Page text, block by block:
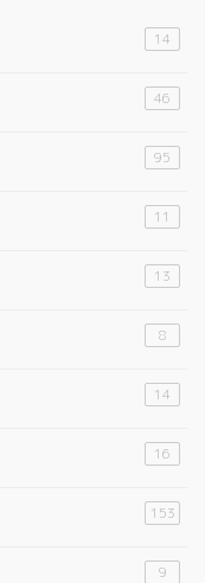
14
46
95
11
13
8
14
16
153
9